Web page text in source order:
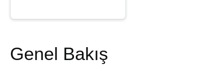
Genel Bakış